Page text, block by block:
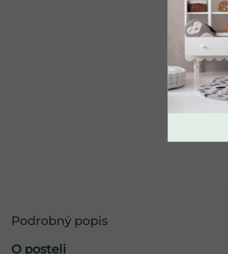
Podrobný popis
O posteli
ručne prešité aktívnym
SPÄŤ DO